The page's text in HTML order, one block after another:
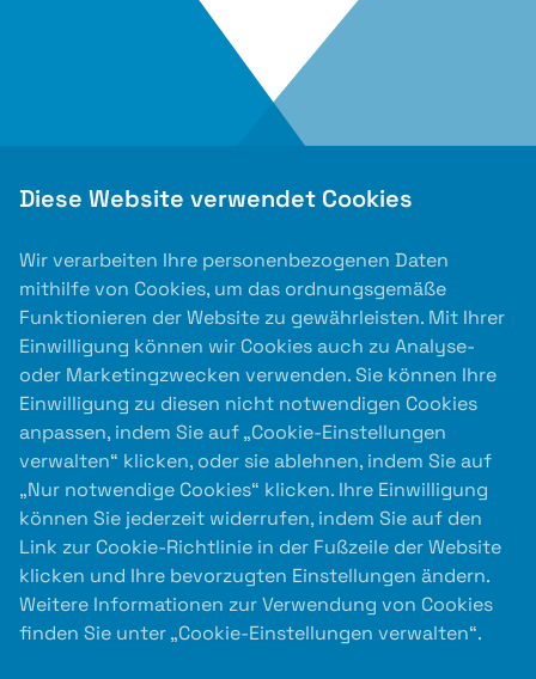
Diese Website verwendet Cookies
Wir verarbeiten Ihre personenbezogenen Daten
mithilfe von Cookies, um das ordnungsgemäße
Funktionieren der Website zu gewährleisten. Mit Ihrer
Einwilligung können wir Cookies auch zu Analyse-
oder Marketingzwecken verwenden. Sie können Ihre
Einwilligung zu diesen nicht notwendigen Cookies
anpassen, indem Sie auf „Cookie-Einstellungen
verwalten“ klicken, oder sie ablehnen, indem Sie auf
„Nur notwendige Cookies“ klicken. Ihre Einwilligung
können Sie jederzeit widerrufen, indem Sie auf den
Link zur Cookie-Richtlinie in der Fußzeile der Website
klicken und Ihre bevorzugten Einstellungen ändern.
Weitere Informationen zur Verwendung von Cookies
finden Sie unter „Cookie-Einstellungen verwalten“.
Auslober
Kooperationspartner